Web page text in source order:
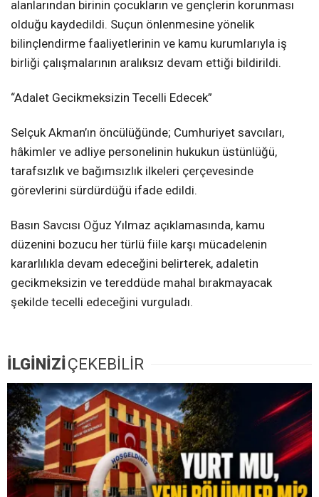
alanlarından birinin çocukların ve gençlerin korunması
olduğu kaydedildi. Suçun önlenmesine yönelik
bilinçlendirme faaliyetlerinin ve kamu kurumlarıyla iş
birliği çalışmalarının aralıksız devam ettiği bildirildi.
“Adalet Gecikmeksizin Tecelli Edecek”
Selçuk Akman’ın öncülüğünde; Cumhuriyet savcıları,
hâkimler ve adliye personelinin hukukun üstünlüğü,
tarafsızlık ve bağımsızlık ilkeleri çerçevesinde
görevlerini sürdürdüğü ifade edildi.
Basın Savcısı Oğuz Yılmaz açıklamasında, kamu
düzenini bozucu her türlü fiile karşı mücadelenin
kararlılıkla devam edeceğini belirterek, adaletin
gecikmeksizin ve tereddüde mahal bırakmayacak
şekilde tecelli edeceğini vurguladı.
İLGİNİZİ ÇEKEBİLİR